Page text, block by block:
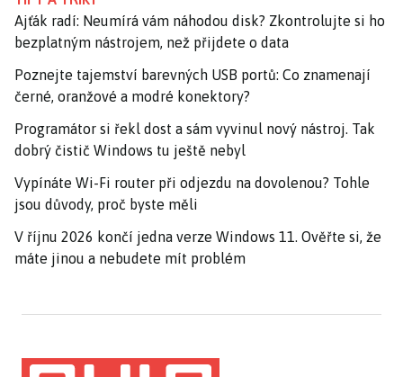
Ajťák radí: Neumírá vám náhodou disk? Zkontrolujte si ho
bezplatným nástrojem, než přijdete o data
Poznejte tajemství barevných USB portů: Co znamenají
černé, oranžové a modré konektory?
Programátor si řekl dost a sám vyvinul nový nástroj. Tak
dobrý čistič Windows tu ještě nebyl
Vypínáte Wi-Fi router při odjezdu na dovolenou? Tohle
jsou důvody, proč byste měli
V říjnu 2026 končí jedna verze Windows 11. Ověřte si, že
máte jinou a nebudete mít problém